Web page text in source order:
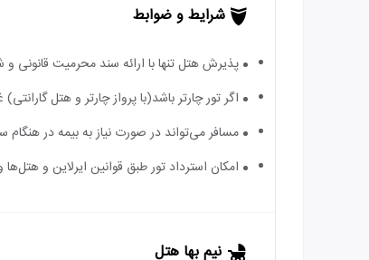
شرایط و ضوابط
پذیرش هتل تنها با ارائه سند محرمیت
اگر تور چارتر باشد(با پرواز چارتر و هتل
مسافر می‌تواند در صورت نیاز به بیمه در هنگام
امکان استرداد تور طبق قوانین ایرلاین و
نیم بها هتل